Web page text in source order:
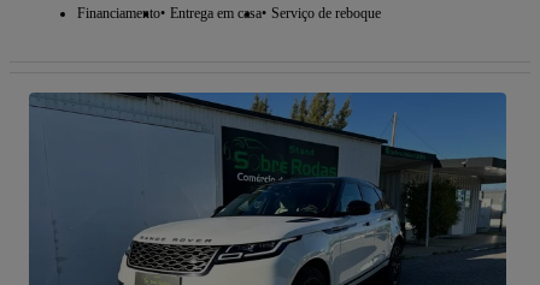
Financiamento Entrega em casa Serviço de reboque